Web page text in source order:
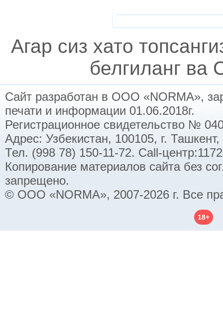
Агар сиз хато
белгиланг ва
Сайт разработан в ООО «NORMA»,
печати и информации 01.06.2018г.
Регистрационное свидетельство №
Адрес: Узбекистан, 100105, г.
Тел. (998 78) 150-11-72. Call-
Копирование материалов сайта без
запрещено.
© ООО «NORMA», 2007-2026 г. Все
18+